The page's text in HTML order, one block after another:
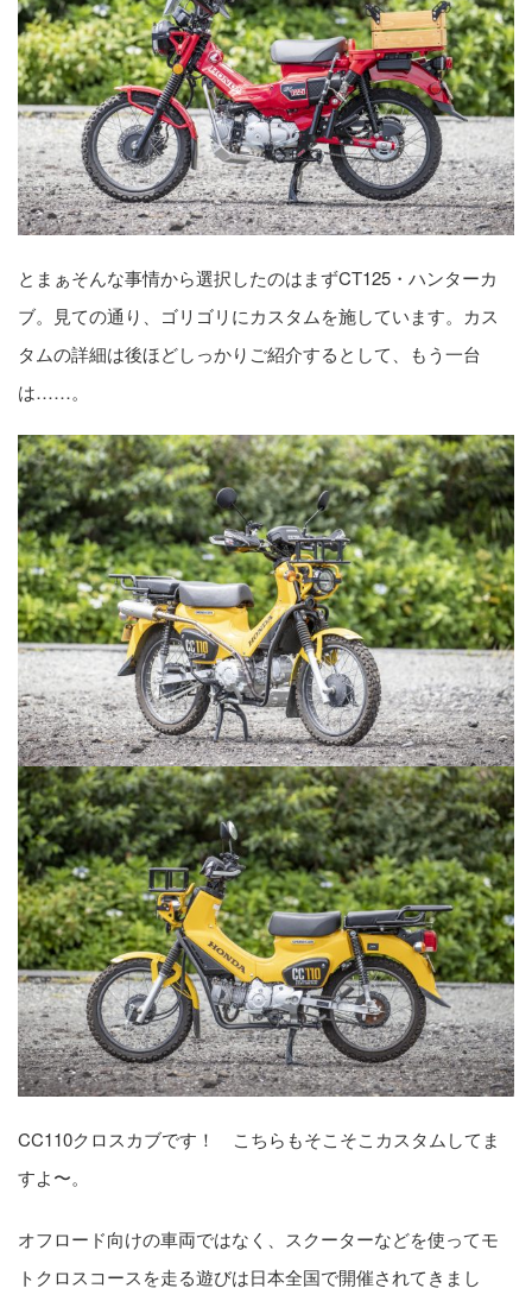
とまぁそんな事情から選択したのはまずCT125・ハンターカ
ブ。見ての通り、ゴリゴリにカスタムを施しています。カス
タムの詳細は後ほどしっかりご紹介するとして、もう一台
は……。
CC110クロスカブです！ こちらもそこそこカスタムしてま
すよ〜。
オフロード向けの車両ではなく、スクーターなどを使ってモ
トクロスコースを走る遊びは日本全国で開催されてきまし